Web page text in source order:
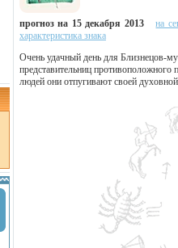
прогноз на 15 декабря 2013
на
характеристика знака
Очень удачный день для Близнецов-
представительниц
людей они отпугивают своей